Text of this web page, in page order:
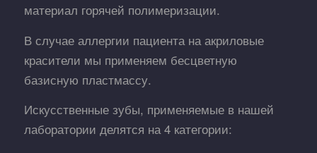
материал горячей полимеризации.
В случае аллергии пациента на акриловые
красители мы применяем бесцветную
базисную пластмассу.
Искусственные зубы, применяемые в нашей
лаборатории делятся на 4 категории: